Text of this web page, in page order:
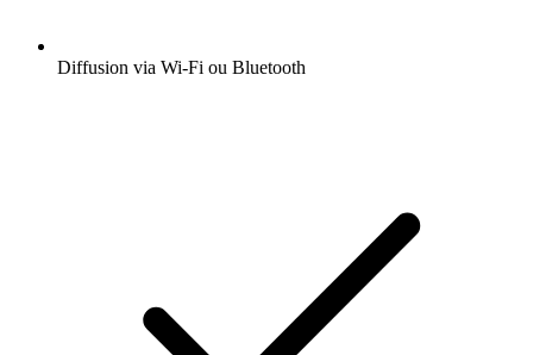
Diffusion via Wi-Fi ou Bluetooth